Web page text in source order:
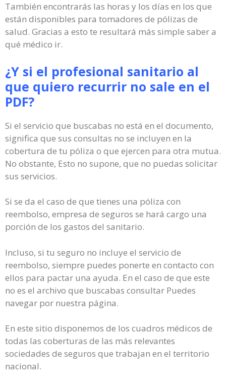
También encontrarás las horas y los días en los que
están disponibles para tomadores de pólizas de
salud. Gracias a esto te resultará más simple saber a
qué médico ir.
¿Y si el profesional sanitario al
que quiero recurrir no sale en el
PDF?
Si el servicio que buscabas no está en el documento,
significa que sus consultas no se incluyen en la
cobertura de tu póliza o que ejercen para otra mutua.
No obstante, Esto no supone, que no puedas solicitar
sus servicios.
Si se da el caso de que tienes una póliza con
reembolso, empresa de seguros se hará cargo una
porción de los gastos del sanitario.
Incluso, si tu seguro no incluye el servicio de
reembolso, siempre puedes ponerte en contacto con
ellos para pactar una ayuda. En el caso de que este
no es el archivo que buscabas consultar Puedes
navegar por nuestra página.
En este sitio disponemos de los cuadros médicos de
todas las coberturas de las más relevantes
sociedades de seguros que trabajan en el territorio
nacional.